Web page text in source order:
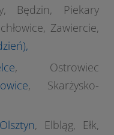
Będzin, Piekary
Zawiercie,
),
, Ostrowiec
, Skarżysko-
Olsztyn, Elbląg, Ełk,